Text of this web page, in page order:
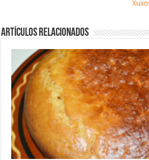
Artículos relacionados